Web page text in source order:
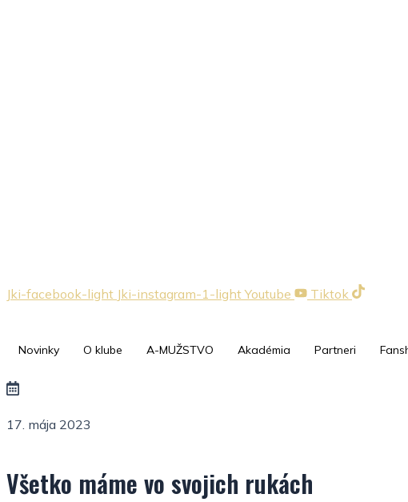
Jki-facebook-light Jki-instagram-1-light Youtube Tiktok
Novinky O klube A-MUŽSTVO Akadémia Partneri
17. mája 2023
Všetko máme vo svojich rukách